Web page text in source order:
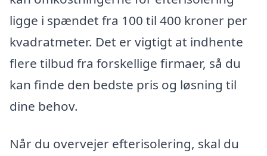
ligge i spændet fra 100 til 400 kroner per
kvadratmeter. Det er vigtigt at indhente
flere tilbud fra forskellige firmaer, så du
kan finde den bedste pris og løsning til
dine behov.
Når du overvejer efterisolering, skal du